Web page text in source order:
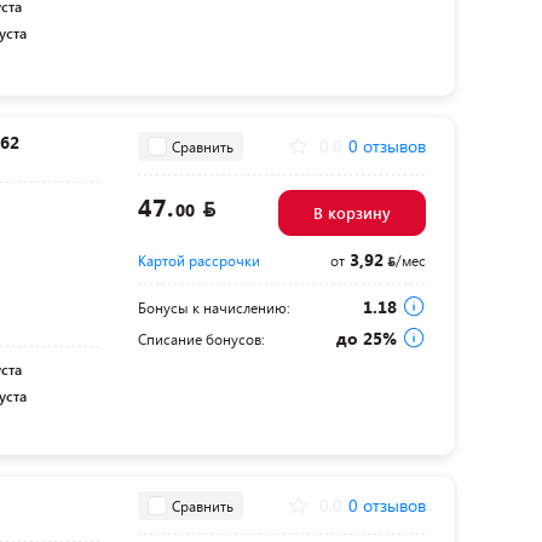
Сравнить 0 отзывов
47.00 В корзину
Картой рассрочки от3,92 /мес
Бонусы к начислению: 1.18
Списание бонусов: до 25%
Сравнить 0 отзывов